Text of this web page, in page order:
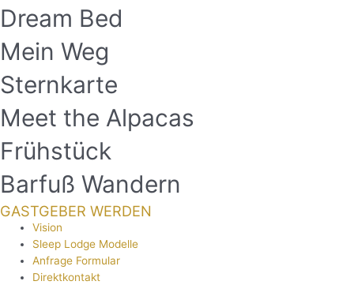
Dream Bed
Mein Weg
Sternkarte
Meet the Alpacas
Frühstück
Barfuß Wandern
GASTGEBER WERDEN
Vision
Sleep Lodge Modelle
Anfrage Formular
Direktkontakt